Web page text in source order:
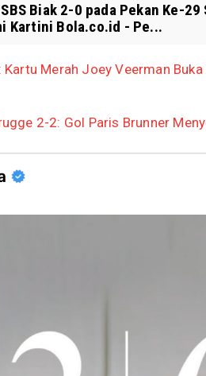
Biak 2-0 pada Pekan Ke-
Kartini Bola.co.id - Pe...
Merah Joey Veerman
2-2: Gol Paris Brunner